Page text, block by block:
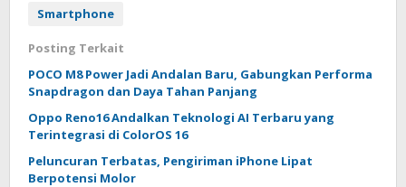
Smartphone
Posting Terkait
POCO M8 Power Jadi Andalan Baru, Gabungkan Performa
Snapdragon dan Daya Tahan Panjang
Oppo Reno16 Andalkan Teknologi AI Terbaru yang
Terintegrasi di ColorOS 16
Peluncuran Terbatas, Pengiriman iPhone Lipat
Berpotensi Molor